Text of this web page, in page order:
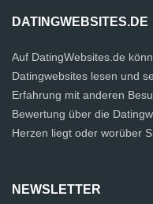
DATINGWEBSITES.DE
Auf DatingWebsites.de
Datingwebsites lesen und
Erfahrung mit anderen
Bewertung über die
Herzen liegt oder worüber
NEWSLETTER